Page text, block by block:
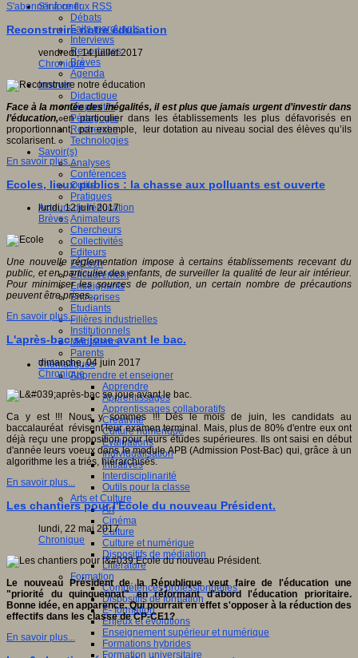
S'informer
Débats
Faits marquants
Interviews
Reportages
Brèves
Agenda
Innover
Didactique
Dispositifs
Pédagogie
Recherche
Technologies
Savoir(s)
Analyses
Conférences
Outils
Pratiques
Acteurs de l'éducation
Animateurs
Chercheurs
Collectivités
Editeurs
EdTech
Encadrement
Enseignants
Entreprises
Etudiants
Filières industrielles
Institutionnels
Médiateurs
Parents
Thématiques
Apprendre et enseigner
Apprendre
Apprentissages
Apprentissages collaboratifs
Créativité
Culture numérique
Evaluations
Individualisation
Initiatives
Interdisciplinarité
Outils pour la classe
Arts et Culture
Art
Cinéma
Culture
Culture et numérique
Dispositifs de médiation
Littérature
Formation
Compétences professionnelles
Dispositifs de formation
E- formation
Enjeux et évolutions
Enseignement supérieur et numérique
Formations hybrides
Formation universitaire
S'abonner à ce flux RSS
Reconstruire notre éducation
vendredi, 14 juillet 2017
Chronique
Face à la montée des inégalités, il est plus que jamais urgent d’investir dans
l’éducation,en particulier dans les établissements les plus défavorisés en
proportionnant, par exemple, leur dotation au niveau social des élèves qu’ils
scolarisent.
En savoir plus...
Ecoles, lieux publics : la chasse aux polluants est ouverte
lundi, 12 juin 2017
Brèves
Une nouvelle réglementation impose à certains établissements recevant du
public, et en particulier des enfants, de surveiller la qualité de leur air intérieur.
Pour minimiser les sources de pollution, un certain nombre de précautions
peuvent être prises…
En savoir plus...
L'après-bac se joue avant le bac.
dimanche, 04 juin 2017
Chronique
Ca y est !!! Nous y sommes !!! Dés le mois de juin, les candidats au
baccalauréat révisent leur examen terminal. Mais, plus de 80% d'entre eux ont
déjà reçu une proposition pour leurs études supérieures. Ils ont saisi en début
d'année leurs voeux dans le module APB (Admission Post-Bac) qui, grâce à un
algorithme les a triés, hiérarchisés.
En savoir plus...
Les chantiers pour l'Ecole du nouveau Président.
lundi, 22 mai 2017
Chronique
Le nouveau Président de la République veut faire de l'éducation une
"priorité du quinquennat" en réformant d'abord l'éducation prioritaire.
Bonne idée, en apparence. Qui pourrait en effet s'opposer à la réduction des
effectifs dans les classe de CP-CE1?
En savoir plus...